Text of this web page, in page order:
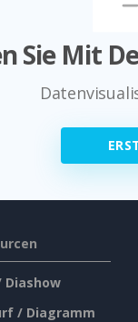
Sie Mit
Diashow
/ Diagramm